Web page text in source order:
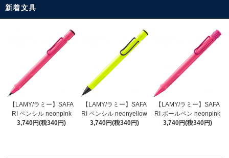
新着文具
【LAMY/ラミー】SAFA
RI ペンシル neonpink
3,740円(税340円)
【LAMY/ラミー】SAFA
RI ペンシル neonyellow
3,740円(税340円)
【LAMY/ラミー】SAFA
RI ボールペン neonpink
3,740円(税340円)